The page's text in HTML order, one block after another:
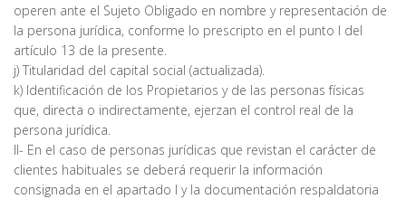
operen ante el Sujeto Obligado en nombre y representación de
la persona jurídica, conforme lo prescripto en el punto I del
artículo 13 de la presente.
j) Titularidad del capital social (actualizada).
k) Identificación de los Propietarios y de las personas físicas
que, directa o indirectamente, ejerzan el control real de la
persona jurídica.
II- En el caso de personas jurídicas que revistan el carácter de
clientes habituales se deberá requerir la información
consignada en el apartado I y la documentación respaldatoria